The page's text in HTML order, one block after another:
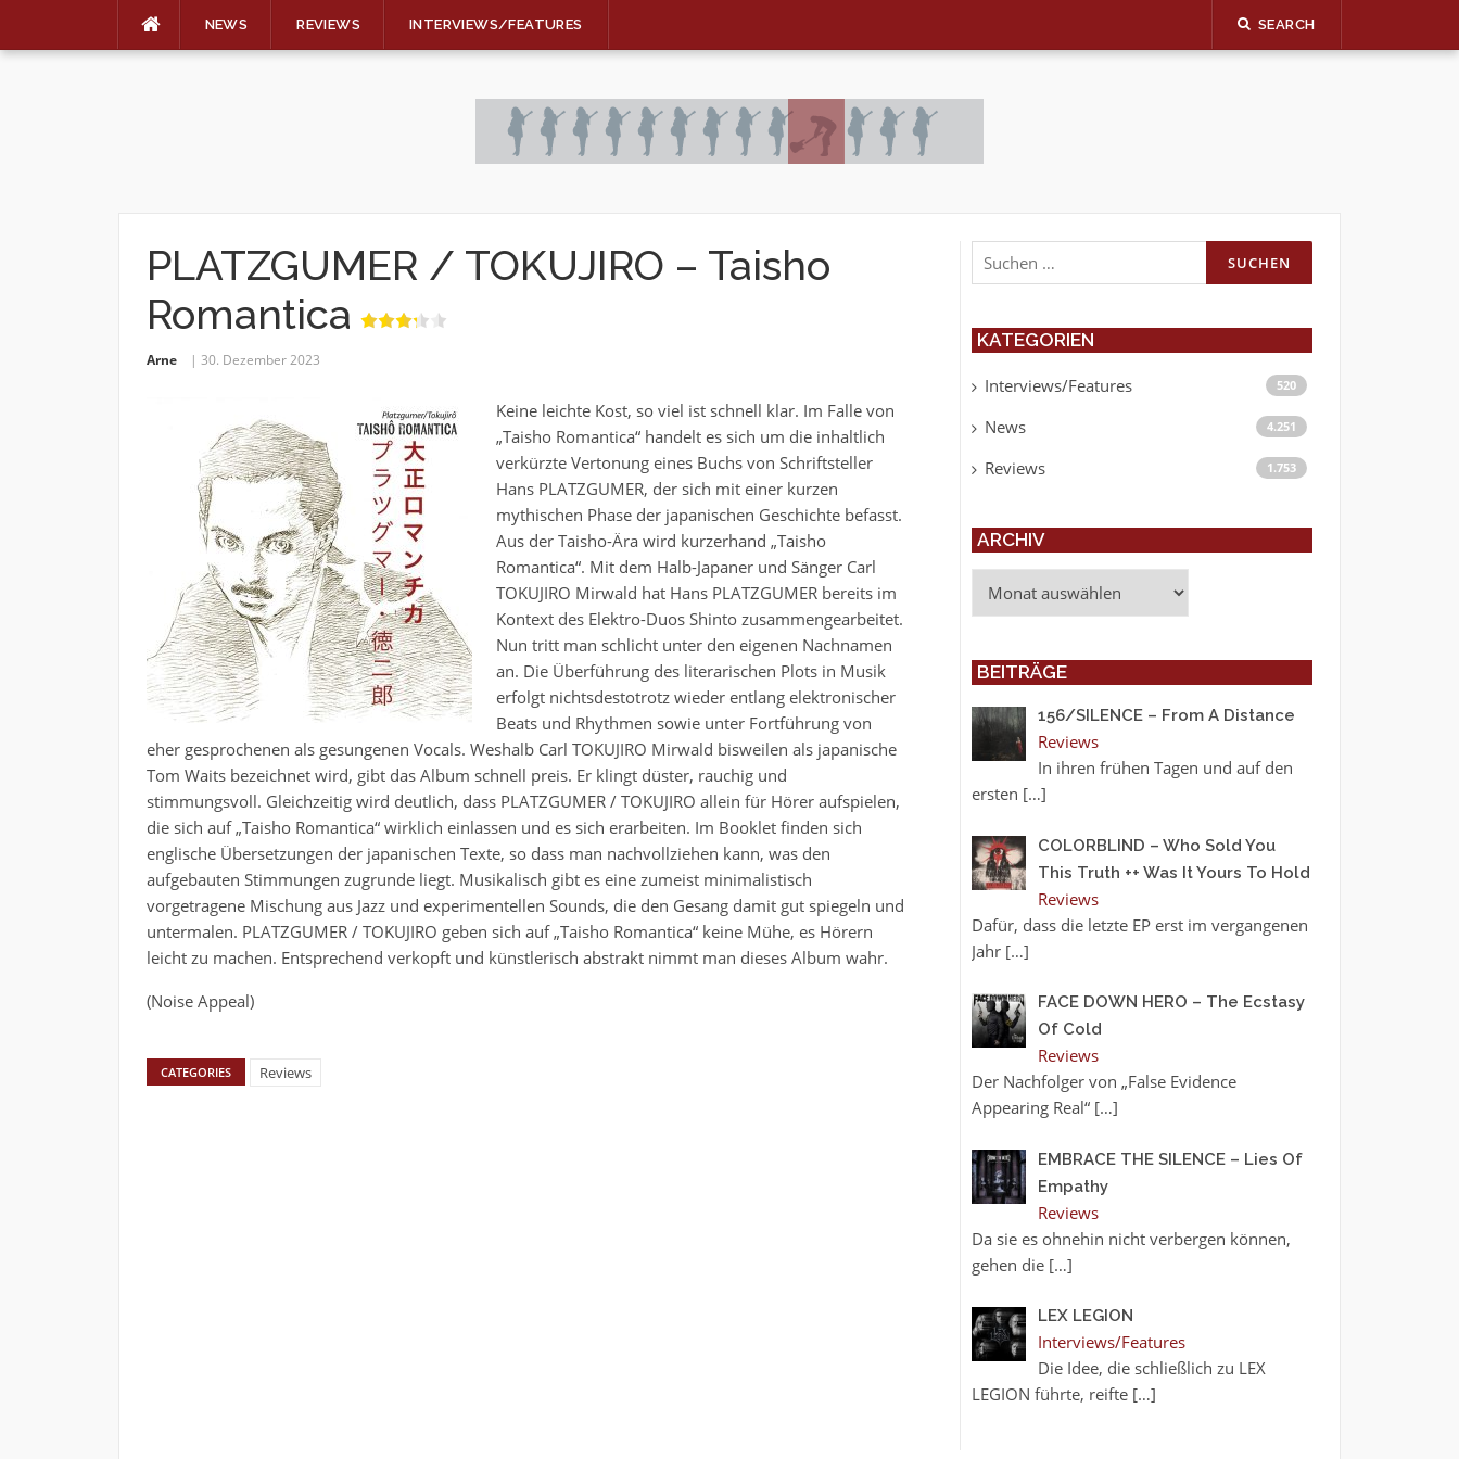
NEWS REVIEWS INTERVIEWS/FEATURES SEARCH
PLATZGUMER / TOKUJIRO – Taisho
Romantica
Arne 30. Dezember 2023
Keine leichte Kost, so viel ist schnell klar. Im Falle von
„Taisho Romantica“ handelt es sich um die inhaltlich
verkürzte Vertonung eines Buchs von Schriftsteller
Hans PLATZGUMER, der sich mit einer kurzen
mythischen Phase der japanischen Geschichte befasst.
Aus der Taisho-Ära wird kurzerhand „Taisho
Romantica“. Mit dem Halb-Japaner und Sänger Carl
TOKUJIRO Mirwald hat Hans PLATZGUMER bereits im
Kontext des Elektro-Duos Shinto zusammengearbeitet.
Nun tritt man schlicht unter den eigenen Nachnamen
an. Die Überführung des literarischen Plots in Musik
erfolgt nichtsdestotrotz wieder entlang elektronischer
Beats und Rhythmen sowie unter Fortführung von
eher gesprochenen als gesungenen Vocals. Weshalb Carl TOKUJIRO Mirwald bisweilen als japanische
Tom Waits bezeichnet wird, gibt das Album schnell preis. Er klingt düster, rauchig und
stimmungsvoll. Gleichzeitig wird deutlich, dass PLATZGUMER / TOKUJIRO allein für Hörer aufspielen,
die sich auf „Taisho Romantica“ wirklich einlassen und es sich erarbeiten. Im Booklet finden sich
englische Übersetzungen der japanischen Texte, so dass man nachvollziehen kann, was den
aufgebauten Stimmungen zugrunde liegt. Musikalisch gibt es eine zumeist minimalistisch
vorgetragene Mischung aus Jazz und experimentellen Sounds, die den Gesang damit gut spiegeln und
untermalen. PLATZGUMER / TOKUJIRO geben sich auf „Taisho Romantica“ keine Mühe, es Hörern
leicht zu machen. Entsprechend verkopft und künstlerisch abstrakt nimmt man dieses Album wahr.
(Noise Appeal)
CATEGORIES Reviews
Suchen
nach:
KATEGORIEN
Interviews/Features 520
News 4.251
Reviews 1.753
ARCHIV
BEITRÄGE
156/SILENCE – From A Distance
Reviews
In ihren frühen Tagen und auf den
ersten […]
COLORBLIND – Who Sold You
This Truth ++ Was It Yours To Hold
Reviews
Dafür, dass die letzte EP erst im vergangenen
Jahr […]
FACE DOWN HERO – The Ecstasy
Of Cold
Reviews
Der Nachfolger von „False Evidence
Appearing Real“ […]
EMBRACE THE SILENCE – Lies Of
Empathy
Reviews
Da sie es ohnehin nicht verbergen können,
gehen die […]
LEX LEGION
Interviews/Features
Die Idee, die schließlich zu LEX
LEGION führte, reifte […]